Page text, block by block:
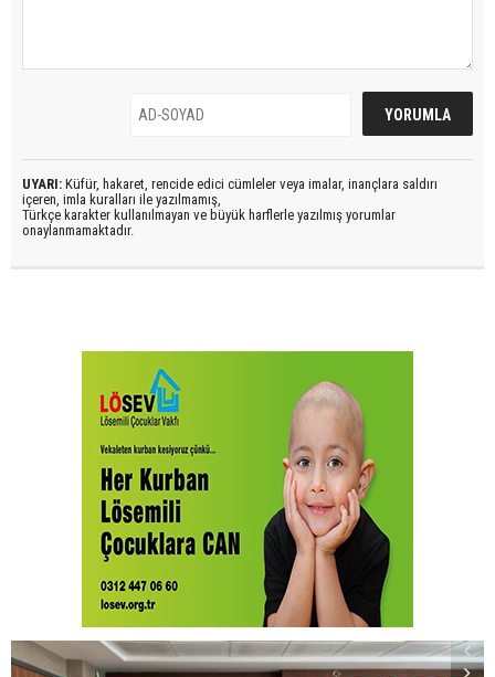
UYARI: Küfür, hakaret, rencide edici cümleler veya imalar, inançlara saldırı
içeren, imla kuralları ile yazılmamış,
Türkçe karakter kullanılmayan ve büyük harflerle yazılmış yorumlar
onaylanmamaktadır.